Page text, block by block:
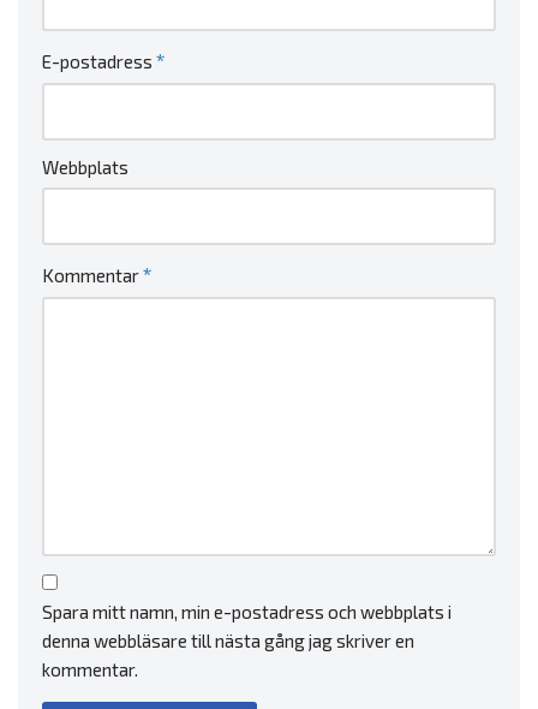
E-postadress *
Webbplats
Kommentar*
Spara mitt namn, min e-postadress och webbplats i
denna webbläsare till nästa gång jag skriver en
kommentar.